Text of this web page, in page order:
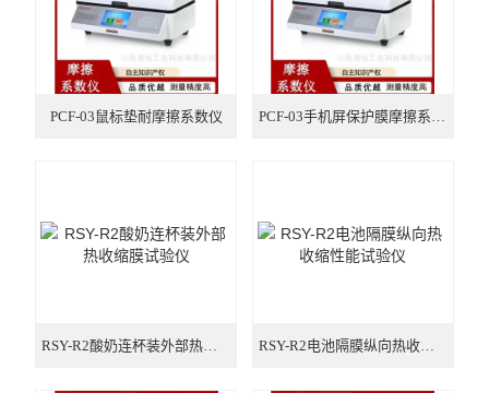
PCF-03鼠标垫耐摩擦系数仪 PCF-03手机屏保护膜摩擦系数仪
RSY-R2酸奶连杯装外部热收缩膜试验仪 RSY-R2电池隔膜纵向热收缩性能试验仪